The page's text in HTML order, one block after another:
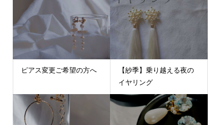
ピアス変更ご希望の方へ
【紗季】乗り越える夜の
イヤリング